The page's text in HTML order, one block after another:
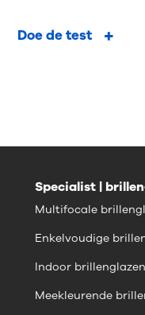
Doe de test
Specialist |
Multifocale
Enkelvoudige
Indoor brillenglazen
Meekleurende